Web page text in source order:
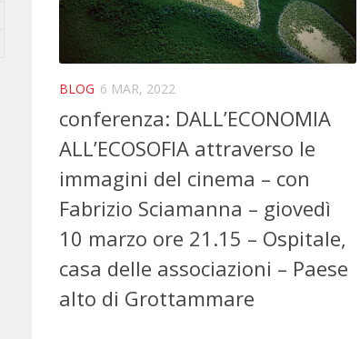
BLOG 6 MAR, 2022
conferenza: DALL’ECONOMIA
ALL’ECOSOFIA attraverso le
immagini del cinema – con
Fabrizio Sciamanna – giovedì
10 marzo ore 21.15 – Ospitale,
casa delle associazioni – Paese
alto di Grottammare